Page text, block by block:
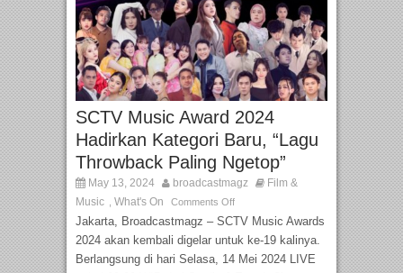
SCTV Music Award 2024
Hadirkan Kategori Baru, “Lagu
Throwback Paling Ngetop”
May 13, 2024 broadcastmagz
Film &
Music
What's On Comments Off
Jakarta, Broadcastmagz – SCTV Music Awards
2024 akan kembali digelar untuk ke-19 kalinya.
Berlangsung di hari Selasa, 14 Mei 2024 LIVE